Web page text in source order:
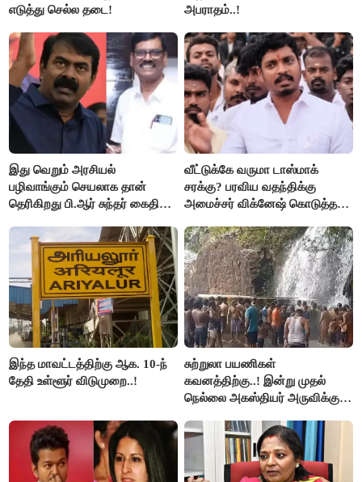
எடுத்து செல்ல தடை!
அபராதம்..!
இது வெறும் அரசியல்
பழிவாங்கும் செயலாக தான்
தெரிகிறது பி.ஆர் சுந்தர் கைதிற்கு
வீட்டுக்கே வருமா டாஸ்மாக்
சரக்கு? பரவிய வதந்திக்கு
அமைச்சர் விக்னேஷ் கொடுத்த
இந்த மாவட்டத்திற்கு ஆக. 10-ந்
தேதி உள்ளூர் விடுமுறை..!
சுற்றுலா பயணிகள்
கவனத்திற்கு..! இன்று முதல்
நெல்லை அகஸ்தியர் அருவிக்கு